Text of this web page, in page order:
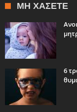
ΜΗ ΧΆΣΕΤΕ
6